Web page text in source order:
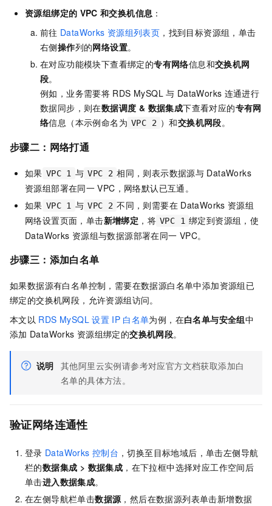
资源组绑定的 VPC 和交换机信息 ：
前往 DataWorks 资源组列表页 ，找到目标资源组，单击
右侧操作列的网络设置。
在对应功能模块下查看绑定的专有网络信息和交换机网
段。
例如，业务需要将 RDS MySQL 与 DataWorks 连通进行
数据同步，则在数据调度 & 数据集成下查看对应的专有网
络信息（本示例命名为 VPC 2 ）和交换机网段。
步骤二：网络打通
如果 VPC 1 与 VPC 2 相同，则表示数据源与 DataWorks
资源组部署在同一 VPC，网络默认已互通。
如果 VPC 1 与 VPC 2 不同，则需要在 DataWorks 资源组
网络设置页面，单击新增绑定 ，将 VPC 1 绑定到资源组，使
DataWorks 资源组与数据源部署在同一 VPC。
步骤三：添加白名单
如果数据源有白名单控制，需要在数据源白名单中添加资源组已
绑定的交换机网段，允许资源组访问。
本文以 RDS MySQL 设置 IP 白名单为例，在白名单与安全组中
添加 DataWorks 资源组绑定的交换机网段。
说明 其他阿里云实例请参考对应官方文档获取添加白
名单的具体方法。
验证网络连通性
登录 DataWorks 控制台 ，切换至目标地域后，单击左侧导航
栏的数据集成 > 数据集成 ，在下拉框中选择对应工作空间后
单击进入数据集成。
在左侧导航栏单击数据源 ，然后在数据源列表单击新增数据